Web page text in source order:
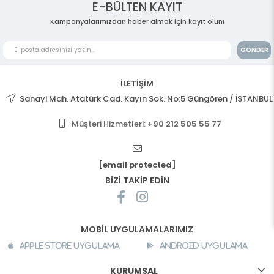
E-BÜLTEN KAYIT
Kampanyalarımızdan haber almak için kayıt olun!
GÖNDER
İLETİŞİM
Sanayi Mah. Atatürk Cad. Kayın Sok. No:5 Güngören / İSTANBUL
Müşteri Hizmetleri: +90 212 505 55 77
[email protected]
BİZİ TAKİP EDİN
MOBİL UYGULAMALARIMIZ
Apple Store Uygulama Android Uygulama
KURUMSAL